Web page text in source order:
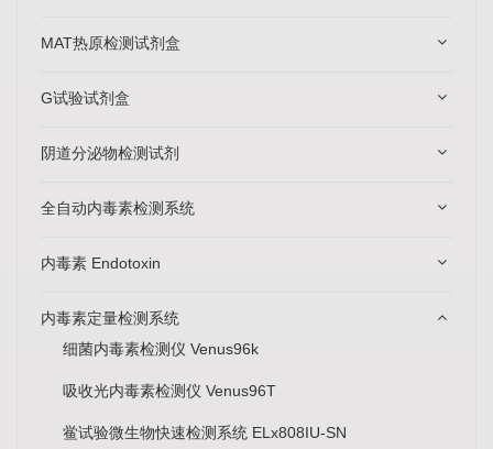
MAT热原检测试剂盒
G试验试剂盒
阴道分泌物检测试剂
全自动内毒素检测系统
内毒素 Endotoxin
内毒素定量检测系统
细菌内毒素检测仪 Venus96k
吸收光内毒素检测仪 Venus96T
鲎试验微生物快速检测系统 ELx808IU-SN